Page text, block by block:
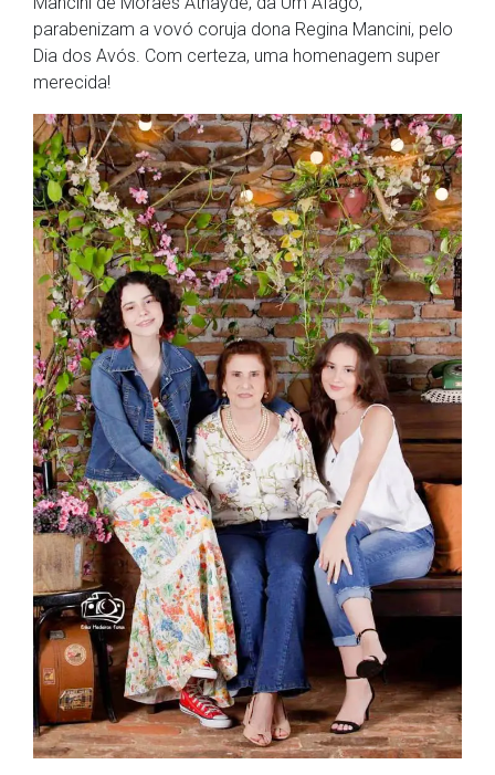
parabenizam a vovó coruja dona Regina Mancini, pelo
Dia dos Avós. Com certeza, uma homenagem super
merecida!